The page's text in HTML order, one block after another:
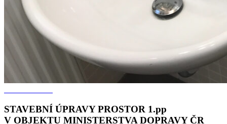
STAVEBNÍ ÚPRAVY PROSTOR 1.pp
V OBJEKTU MINISTERSTVA DOPRAVY ČR